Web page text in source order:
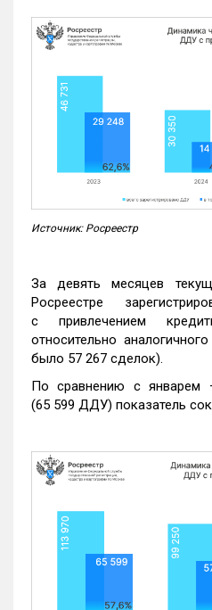
Источник: Росреестр
За девять месяцев
Росреестре
с привлечением
относительно
было 57 267 сделок).
По сравнению с январем
(65 599 ДДУ) показатель